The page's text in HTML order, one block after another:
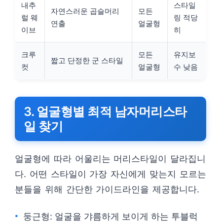
내추
럴 웨
이브
자연스러운 곱슬머리
연출
모든
얼굴형
스타일
링 적당
히
크루
컷
짧고 단정한 군 스타일
모든
얼굴형
유지보
수 낮음
3. 얼굴형별 최적 남자머리스타
일 찾기
얼굴형에 따라 어울리는 머리스타일이 달라집니
다. 어떤 스타일이 가장 자신에게 맞는지 모르는
분들을 위해 간단한 가이드라인을 제공합니다.
둥근형: 얼굴을 갸름하게 보이게 하는 투블럭